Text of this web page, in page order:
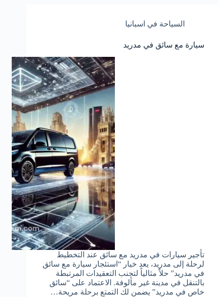
السياحة في اسبانيا
سيارة مع سائق في مدريد
تأجير سيارات في مدريد مع سائق عند التخطيط
لرحلة إلى مدريد، يعد خيار “استئجار سيارة مع سائق
في مدريد” حلاً مثالياً لتجنب التعقيدات المرتبطة
بالتنقل في مدينة غير مألوفة. الاعتماد على “سائق
خاص في مدريد” يضمن لك التمتع برحلة مريحة…